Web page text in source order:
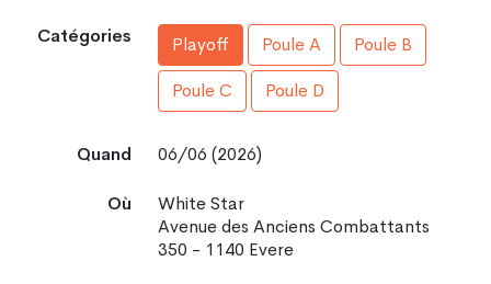
Catégories Playoff Poule A
Poule B
Poule C
Poule D
Quand 06/06 (2026)
Où
White Star
Avenue des Anciens Combattants
350 - 1140 Evere